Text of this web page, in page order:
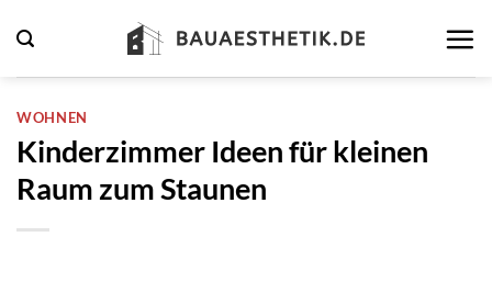
Inhalt
springen
WOHNEN
Kinderzimmer Ideen für kleinen
Raum zum Staunen